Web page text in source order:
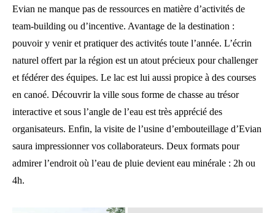
Evian ne manque pas de ressources en matière d’activités de
team-building ou d’incentive. Avantage de la destination :
pouvoir y venir et pratiquer des activités toute l’année. L’écrin
naturel offert par la région est un atout précieux pour challenger
et fédérer des équipes. Le lac est lui aussi propice à des courses
en canoé. Découvrir la ville sous forme de chasse au trésor
interactive et sous l’angle de l’eau est très apprécié des
organisateurs. Enfin, la visite de l’usine d’embouteillage d’Evian
saura impressionner vos collaborateurs. Deux formats pour
admirer l’endroit où l’eau de pluie devient eau minérale : 2h ou
4h.